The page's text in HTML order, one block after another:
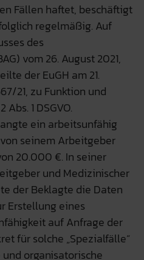
Fällen haftet, beschäftigt
regelmäßig. Auf
des
vom 26. August 2021,
der EuGH am 21.
21, zu Funktion und
1 DSGVO.
ein arbeitsunfähig
seinem Arbeitgeber
20.000 €. In seiner
und Medizinischer
der Beklagte die Daten
Erstellung eines
auf Anfrage der
für solche „Spezialfälle“
organisatorische